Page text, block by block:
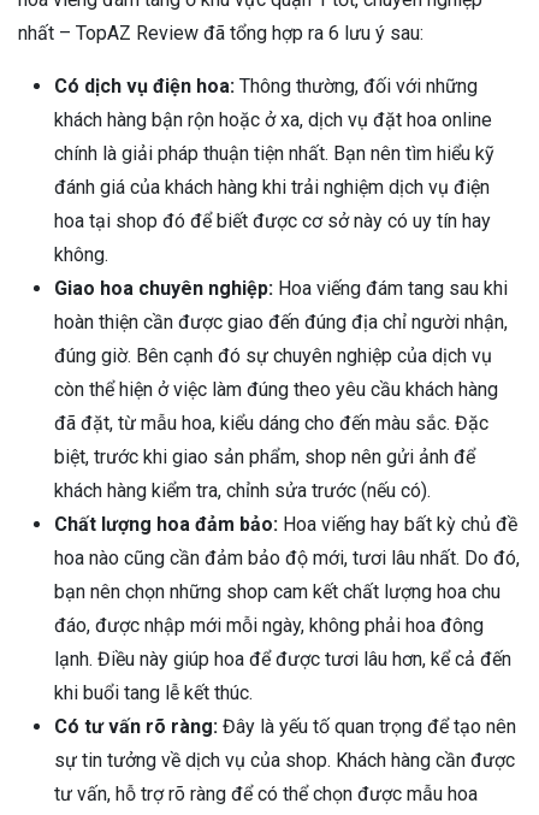
nhất – TopAZ Review đã tổng hợp ra 6 lưu ý sau:
Có dịch vụ điện hoa: Thông thường, đối với những
khách hàng bận rộn hoặc ở xa, dịch vụ đặt hoa online
chính là giải pháp thuận tiện nhất. Bạn nên tìm hiểu kỹ
đánh giá của khách hàng khi trải nghiệm dịch vụ điện
hoa tại shop đó để biết được cơ sở này có uy tín hay
không.
Giao hoa chuyên nghiệp: Hoa viếng đám tang sau khi
hoàn thiện cần được giao đến đúng địa chỉ người nhận,
đúng giờ. Bên cạnh đó sự chuyên nghiệp của dịch vụ
còn thể hiện ở việc làm đúng theo yêu cầu khách hàng
đã đặt, từ mẫu hoa, kiểu dáng cho đến màu sắc. Đặc
biệt, trước khi giao sản phẩm, shop nên gửi ảnh để
khách hàng kiểm tra, chỉnh sửa trước (nếu có).
Chất lượng hoa đảm bảo: Hoa viếng hay bất kỳ chủ đề
hoa nào cũng cần đảm bảo độ mới, tươi lâu nhất. Do đó,
bạn nên chọn những shop cam kết chất lượng hoa chu
đáo, được nhập mới mỗi ngày, không phải hoa đông
lạnh. Điều này giúp hoa để được tươi lâu hơn, kể cả đến
khi buổi tang lễ kết thúc.
Có tư vấn rõ ràng: Đây là yếu tố quan trọng để tạo nên
sự tin tưởng về dịch vụ của shop. Khách hàng cần được
tư vấn, hỗ trợ rõ ràng để có thể chọn được mẫu hoa